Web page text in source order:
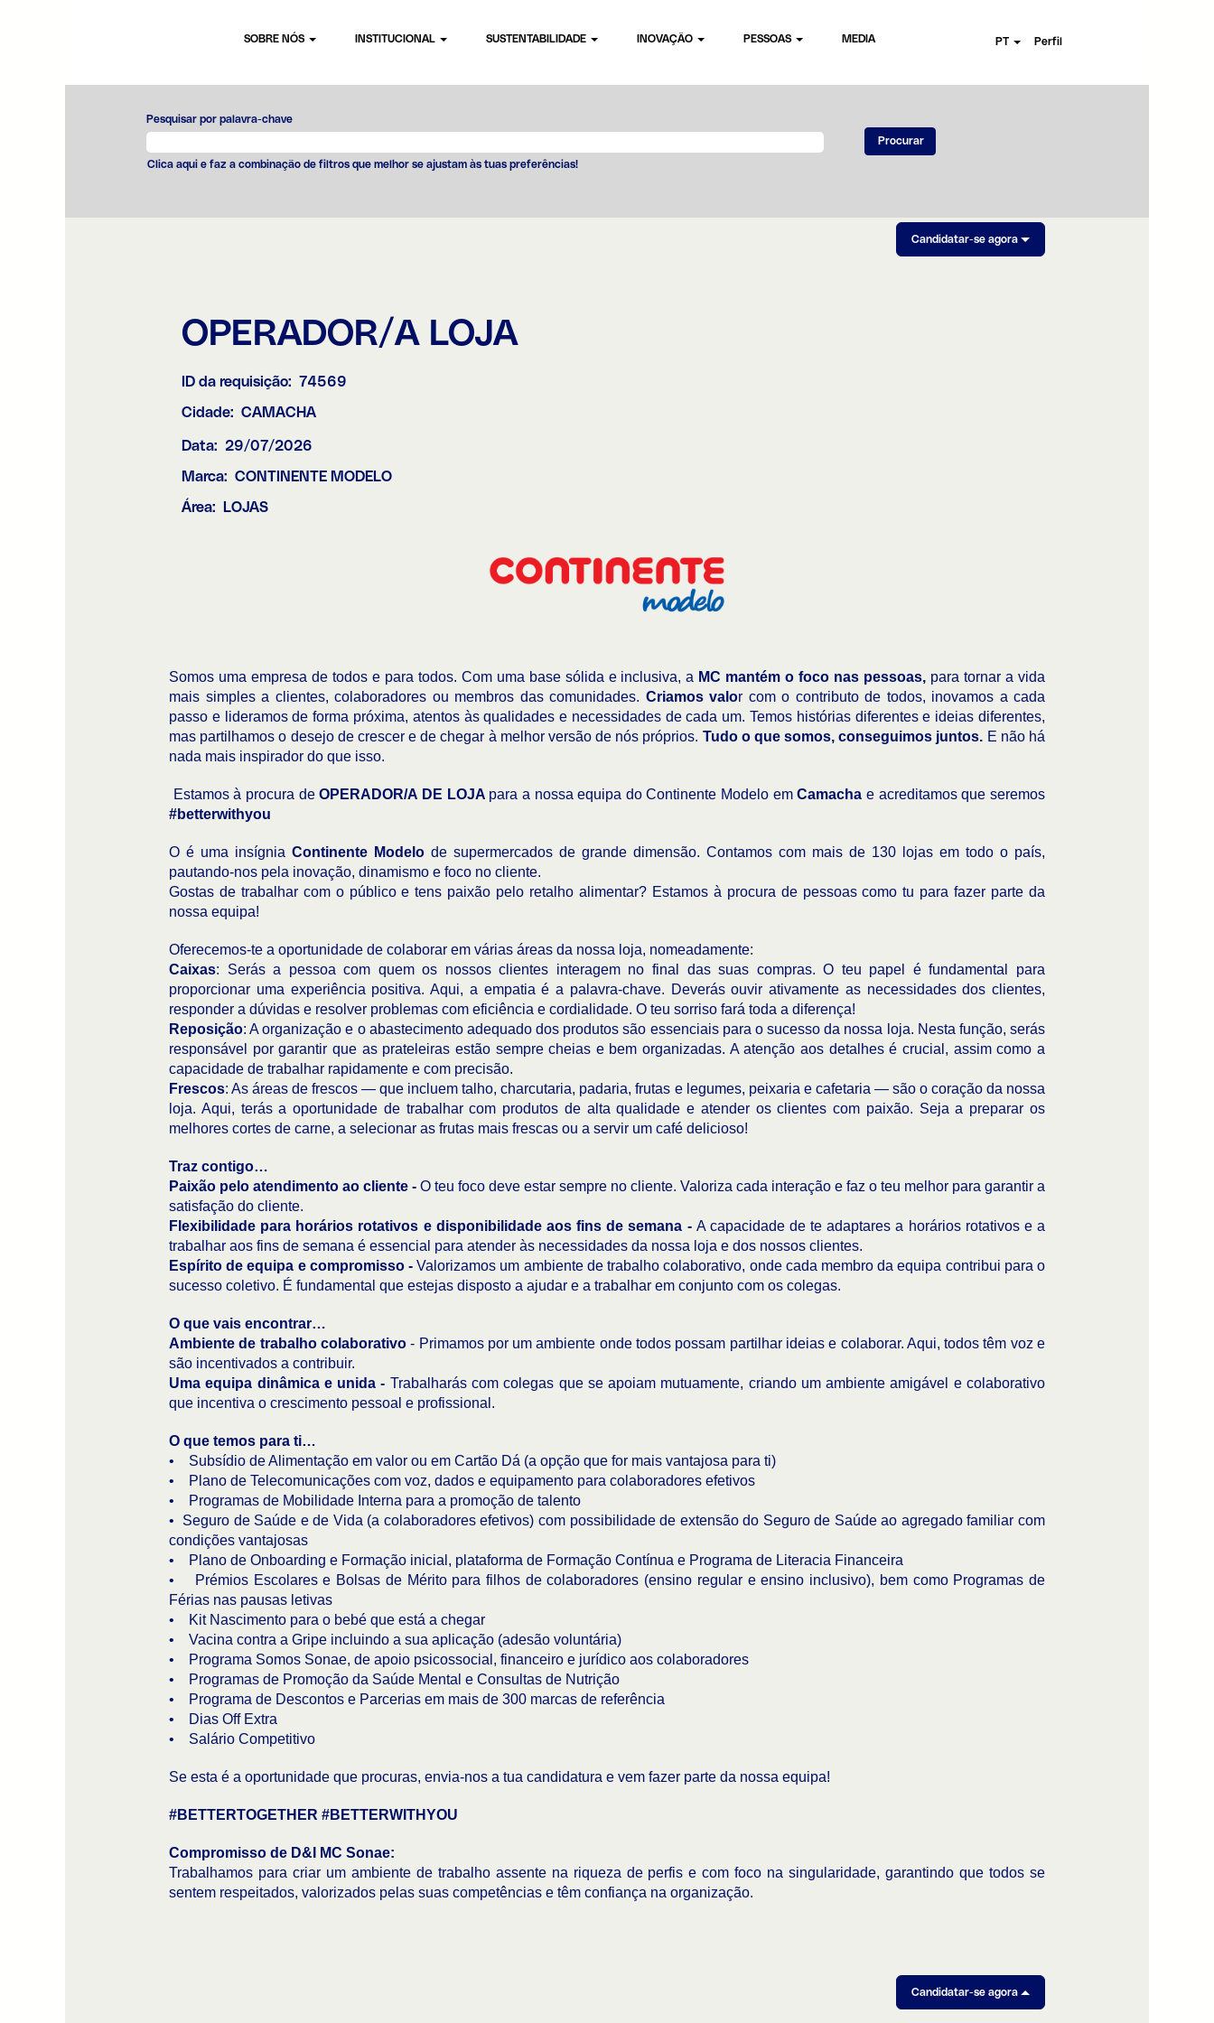
SOBRE NÓS INSTITUCIONAL SUSTENTABILIDADE INOVAÇÃO PESSOAS MEDIA PT Perfil
Pesquisar por palavra-chave
Clica aqui e faz a combinação de filtros que melhor se ajustam às tuas preferências!
Candidatar-se agora
OPERADOR/A LOJA
ID da requisição: 74569
Cidade: CAMACHA
Data: 29/07/2026
Marca: CONTINENTE MODELO
Área: LOJAS
Somos uma empresa de todos e para todos. Com uma base sólida e inclusiva, a MC mantém o foco nas pessoas, para tornar a vida
mais simples a clientes, colaboradores ou membros das comunidades. Criamos valor com o contributo de todos, inovamos a cada
passo e lideramos de forma próxima, atentos às qualidades e necessidades de cada um. Temos histórias diferentes e ideias diferentes,
mas partilhamos o desejo de crescer e de chegar à melhor versão de nós próprios. Tudo o que somos, conseguimos juntos. E não há
nada mais inspirador do que isso.
Estamos à procura deOPERADOR/A DE LOJA para a nossa equipa do Continente Modelo emCamachae acreditamos que seremos
#betterwithyou
O é uma insígnia Continente Modelo de supermercados de grande dimensão. Contamos com mais de 130 lojas em todo o país,
pautando-nos pela inovação, dinamismo e foco no cliente.
Gostas de trabalhar com o público e tens paixão pelo retalho alimentar? Estamos à procura de pessoas como tu para fazer parte da
nossa equipa!
Oferecemos-te a oportunidade de colaborar em várias áreas da nossa loja, nomeadamente:
Caixas: Serás a pessoa com quem os nossos clientes interagem no final das suas compras. O teu papel é fundamental para
proporcionar uma experiência positiva. Aqui, a empatia é a palavra-chave. Deverás ouvir ativamente as necessidades dos clientes,
responder a dúvidas e resolver problemas com eficiência e cordialidade. O teu sorriso fará toda a diferença!
Reposição: A organização e o abastecimento adequado dos produtos são essenciais para o sucesso da nossa loja. Nesta função, serás
responsável por garantir que as prateleiras estão sempre cheias e bem organizadas. A atenção aos detalhes é crucial, assim como a
capacidade de trabalhar rapidamente e com precisão.
Frescos: As áreas de frescos — que incluem talho, charcutaria, padaria, frutas e legumes, peixaria e cafetaria — são o coração da nossa
loja. Aqui, terás a oportunidade de trabalhar com produtos de alta qualidade e atender os clientes com paixão. Seja a preparar os
melhores cortes de carne, a selecionar as frutas mais frescas ou a servir um café delicioso!
Traz contigo…
Paixão pelo atendimento ao cliente - O teu foco deve estar sempre no cliente. Valoriza cada interação e faz o teu melhor para garantir a
satisfação do cliente.
Flexibilidade para horários rotativos e disponibilidade aos fins de semana - A capacidade de te adaptares a horários rotativos e a
trabalhar aos fins de semana é essencial para atender às necessidades da nossa loja e dos nossos clientes.
Espírito de equipa e compromisso -Valorizamos um ambiente de trabalho colaborativo, onde cada membro da equipa contribui para o
sucesso coletivo. É fundamental que estejas disposto a ajudar e a trabalhar em conjunto com os colegas.
O que vais encontrar…
Ambiente de trabalho colaborativo- Primamos por um ambiente onde todos possam partilhar ideias e colaborar. Aqui, todos têm voz e
são incentivados a contribuir.
Uma equipa dinâmica e unida - Trabalharás com colegas que se apoiam mutuamente, criando um ambiente amigável e colaborativo
que incentiva o crescimento pessoal e profissional.
O que temos para ti…
• Subsídio de Alimentação em valor ou em Cartão Dá (a opção que for mais vantajosa para ti)
• Plano de Telecomunicações com voz, dados e equipamento para colaboradores efetivos
• Programas de Mobilidade Interna para a promoção de talento
• Seguro de Saúde e de Vida (a colaboradores efetivos) com possibilidade de extensão do Seguro de Saúde ao agregado familiar com
condições vantajosas
• Plano de Onboarding e Formação inicial, plataforma de Formação Contínua e Programa de Literacia Financeira
• Prémios Escolares e Bolsas de Mérito para filhos de colaboradores (ensino regular e ensino inclusivo), bem como Programas de
Férias nas pausas letivas
• Kit Nascimento para o bebé que está a chegar
• Vacina contra a Gripe incluindo a sua aplicação (adesão voluntária)
• Programa Somos Sonae, de apoio psicossocial, financeiro e jurídico aos colaboradores
• Programas de Promoção da Saúde Mental e Consultas de Nutrição
• Programa de Descontos e Parcerias em mais de 300 marcas de referência
• Dias Off Extra
• Salário Competitivo
Se esta é a oportunidade que procuras, envia-nos a tua candidatura e vem fazer parte da nossa equipa!
#BETTERTOGETHER #BETTERWITHYOU
Compromisso de D&I MC Sonae:
Trabalhamos para criar um ambiente de trabalho assente na riqueza de perfis e com foco na singularidade, garantindo que todos se
sentem respeitados, valorizados pelas suas competências e têm confiança na organização.
Candidatar-se agora